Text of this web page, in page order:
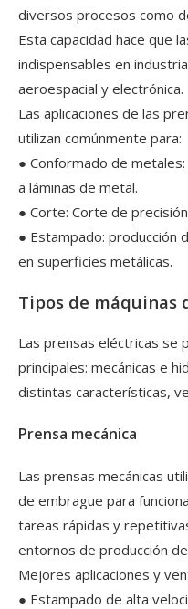
diversos procesos como
Esta capacidad hace que
indispensables en
aeroespacial y electrónica.
Las aplicaciones de las
utilizan comúnmente para:
● Conformado de
a láminas de metal.
● Corte: Corte de
● Estampado: producción
en superficies metálicas.
Tipos de máquinas
Las prensas eléctricas se
principales: mecánicas e
distintas características,
Prensa mecánica
Las prensas mecánicas
de embrague para
tareas rápidas y
entornos de producción
Mejores aplicaciones y
● Estampado de alta